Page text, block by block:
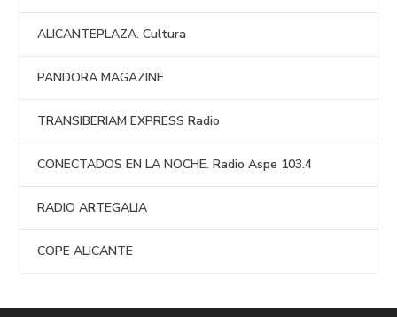
ALICANTEPLAZA. Cultura
PANDORA MAGAZINE
TRANSIBERIAM EXPRESS Radio
CONECTADOS EN LA NOCHE. Radio Aspe 103.4
RADIO ARTEGALIA
COPE ALICANTE